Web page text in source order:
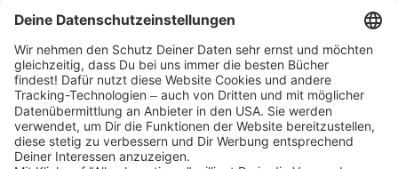
Partnerprogramm (Affiliate)
Folge uns auf